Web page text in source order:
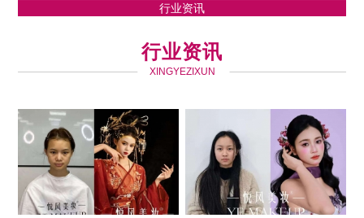
行业资讯
行业资讯
XINGYEZIXUN